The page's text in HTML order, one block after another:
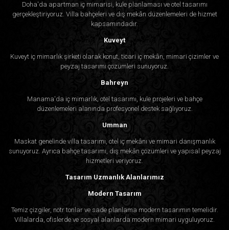
Doha'da apartman iç mimarisi, kule planlaması ve otel tasarımı
gerçekleştiriyoruz. Villa bahçeleri ve dış mekân düzenlemeleri de hizmet
kapsamındadır.
Kuveyt
Kuveyt iç mimarlık şirketi olarak konut, ticari iç mekân, mimari çizimler ve
peyzaj tasarımı çözümleri sunuyoruz.
Bahreyn
Manama'da iç mimarlık, otel tasarımı, kule projeleri ve bahçe
düzenlemeleri alanında profesyonel destek sağlıyoruz.
Umman
Maskat genelinde villa tasarımı, otel iç mekânı ve mimari danışmanlık
sunuyoruz. Ayrıca bahçe tasarımı, dış mekân çözümleri ve yapısal peyzaj
hizmetleri veriyoruz.
Tasarım Uzmanlık Alanlarımız
Modern Tasarım
Temiz çizgiler, nötr tonlar ve sade planlama modern tasarımın temelidir.
Villalarda, ofislerde ve sosyal alanlarda modern mimari uyguluyoruz.